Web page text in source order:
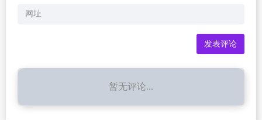
暂无评论...